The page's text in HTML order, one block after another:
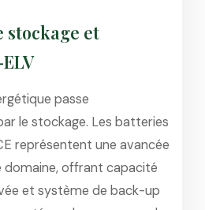
stockage et
passe
le stockage. Les batteries
représentent une avancée
domaine, offrant capacité
et système de back-up